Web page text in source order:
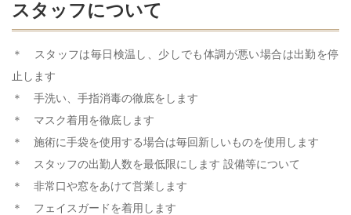
スタッフについて
＊ スタッフは毎日検温し、少しでも体調が悪い場合は出勤を停
止します
＊ 手洗い、手指消毒の徹底をします
＊ マスク着用を徹底します
＊ 施術に手袋を使用する場合は毎回新しいものを使用します
＊ スタッフの出勤人数を最低限にします 設備等について
＊ 非常口や窓をあけて営業します
＊ フェイスガードを着用します